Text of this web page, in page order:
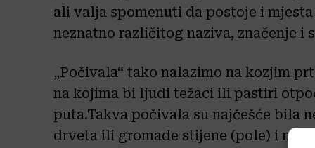
ali valja spomenuti da postoje i
neznatno različitog naziva, značenje i
„Počivala“ tako nalazimo na kozjim
na kojima bi ljudi težaci ili pastiri
puta.Takva počivala su najčešće bila
drveta ili gromade stijene (pole) i nisu